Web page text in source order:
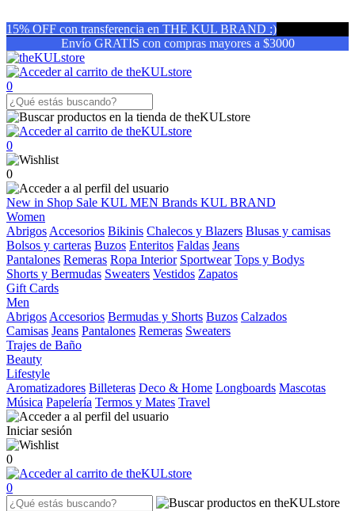
15% OFF con transferencia en THE KUL BRAND :)
Envío GRATIS con compras mayores a $3000
0
0
0
New in Shop Sale KUL MEN Brands KUL BRAND
Women
Abrigos Accesorios Bikinis Chalecos y Blazers Blusas y camisas
Bolsos y carteras Buzos Enteritos Faldas Jeans
Pantalones Remeras Ropa Interior Sportwear Tops y Bodys
Shorts y Bermudas Sweaters Vestidos Zapatos
Gift Cards
Men
Abrigos Accesorios Bermudas y Shorts Buzos Calzados
Camisas Jeans Pantalones Remeras Sweaters
Trajes de Baño
Beauty
Lifestyle
Aromatizadores Billeteras Deco & Home Longboards Mascotas
Música Papelería Termos y Mates Travel
Iniciar sesión
0
0